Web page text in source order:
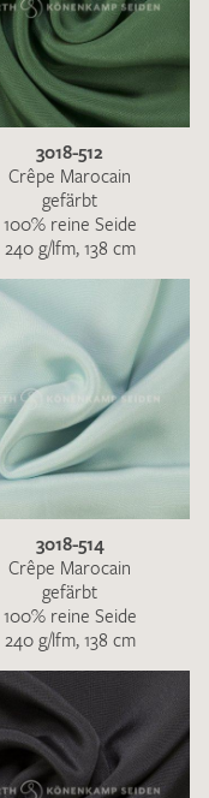
3018-512
Crêpe Marocain
gefärbt
100% reine Seide
240 g/lfm, 138 cm
3018-514
Crêpe Marocain
gefärbt
100% reine Seide
240 g/lfm, 138 cm